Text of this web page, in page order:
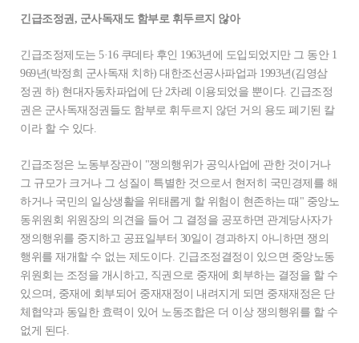
긴급조정권, 군사독재도 함부로 휘두르지 않아
긴급조정제도는 5·16 쿠데타 후인 1963년에 도입되었지만 그 동안 1
969년(박정희 군사독재 치하) 대한조선공사파업과 1993년(김영삼
정권 하) 현대자동차파업에 단 2차례 이용되었을 뿐이다. 긴급조정
권은 군사독재정권들도 함부로 휘두르지 않던 거의 용도 폐기된 칼
이라 할 수 있다.
긴급조정은 노동부장관이 "쟁의행위가 공익사업에 관한 것이거나
그 규모가 크거나 그 성질이 특별한 것으로서 현저히 국민경제를 해
하거나 국민의 일상생활을 위태롭게 할 위험이 현존하는 때" 중앙노
동위원회 위원장의 의견을 들어 그 결정을 공포하면 관계당사자가
쟁의행위를 중지하고 공표일부터 30일이 경과하지 아니하면 쟁의
행위를 재개할 수 없는 제도이다. 긴급조정결정이 있으면 중앙노동
위원회는 조정을 개시하고, 직권으로 중재에 회부하는 결정을 할 수
있으며, 중재에 회부되어 중재재정이 내려지게 되면 중재재정은 단
체협약과 동일한 효력이 있어 노동조합은 더 이상 쟁의행위를 할 수
없게 된다.